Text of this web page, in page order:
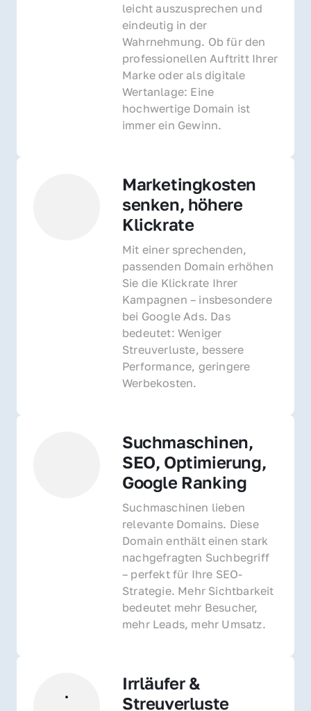
leicht auszusprechen und
eindeutig in der
Wahrnehmung. Ob für den
professionellen Auftritt Ihrer
Marke oder als digitale
Wertanlage: Eine
hochwertige Domain ist
immer ein Gewinn.
Marketingkosten
senken, höhere
Klickrate
Mit einer sprechenden,
passenden Domain erhöhen
Sie die Klickrate Ihrer
Kampagnen – insbesondere
bei Google Ads. Das
bedeutet: Weniger
Streuverluste, bessere
Performance, geringere
Werbekosten.
Suchmaschinen,
SEO, Optimierung,
Google Ranking
Suchmaschinen lieben
relevante Domains. Diese
Domain enthält einen stark
nachgefragten Suchbegriff
– perfekt für Ihre SEO-
Strategie. Mehr Sichtbarkeit
bedeutet mehr Besucher,
mehr Leads, mehr Umsatz.
Irrläufer &
Streuverluste